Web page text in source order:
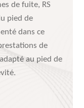
de fuite, RS
pied de
dans ce
de
au pied de